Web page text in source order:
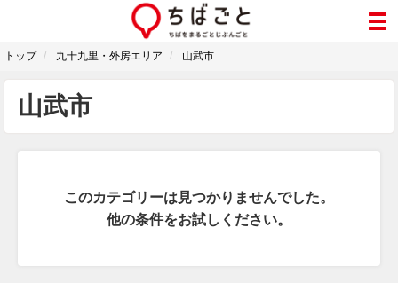
トップ 九十九里・外房エリア 山武市
山武市
このカテゴリーは見つかりませんでした。
他の条件をお試しください。